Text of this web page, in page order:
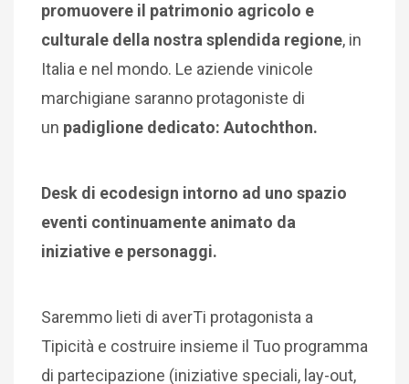
promuovere il patrimonio agricolo e
culturale della nostra splendida regione, in
Italia e nel mondo. Le aziende vinicole
marchigiane saranno protagoniste di
un padiglione dedicato: Autochthon.
Desk di ecodesign intorno ad uno spazio
eventi continuamente animato da
iniziative e personaggi.
Saremmo lieti di averTi protagonista a
Tipicità e costruire insieme il Tuo programma
di partecipazione (iniziative speciali, lay-out,